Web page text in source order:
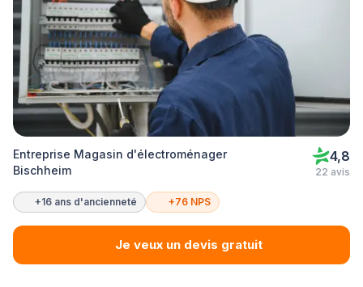
Entreprise Magasin d'électroménager
Bischheim
4,8
22 avis
+16 ans d'ancienneté +76 NPS
Je veux un devis gratuit